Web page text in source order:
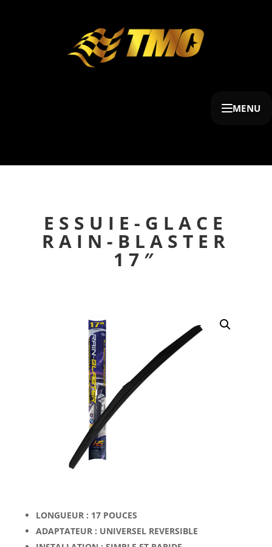
MENU
ESSUIE-GLACE
RAIN-BLASTER
17″
LONGUEUR : 17 POUCES
ADAPTATEUR : UNIVERSEL REVERSIBLE